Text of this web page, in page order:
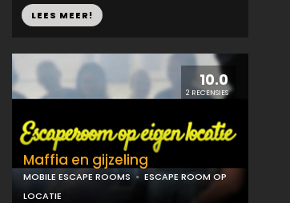
LEES MEER!
10.0
2 RECENSIES
Maffia en gijzeling
MOBILE ESCAPE ROOMS
ESCAPE ROOM OP
LOCATIE